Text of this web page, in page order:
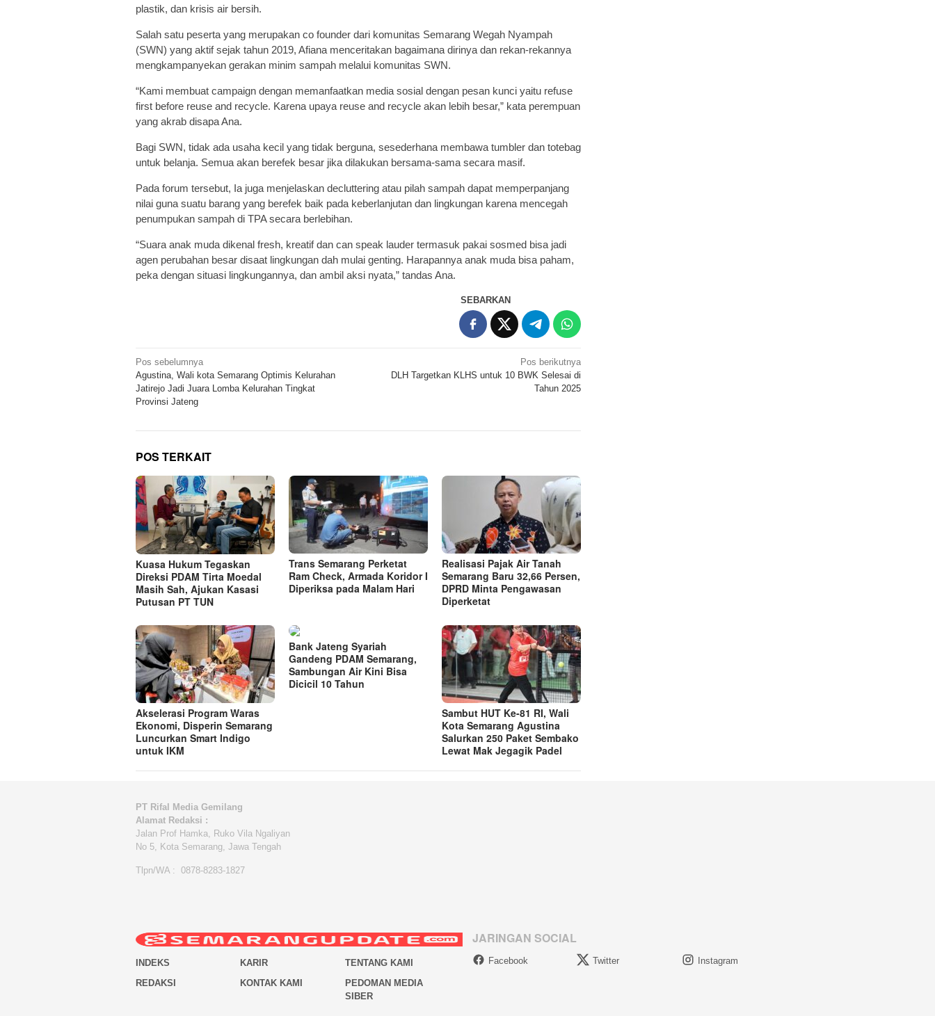
plastik, dan krisis air bersih.
Salah satu peserta yang merupakan co founder dari komunitas Semarang Wegah Nyampah
(SWN) yang aktif sejak tahun 2019, Afiana menceritakan bagaimana dirinya dan rekan-rekannya
mengkampanyekan gerakan minim sampah melalui komunitas SWN.
“Kami membuat campaign dengan memanfaatkan media sosial dengan pesan kunci yaitu refuse
first before reuse and recycle. Karena upaya reuse and recycle akan lebih besar,” kata perempuan
yang akrab disapa Ana.
Bagi SWN, tidak ada usaha kecil yang tidak berguna, sesederhana membawa tumbler dan totebag
untuk belanja. Semua akan berefek besar jika dilakukan bersama-sama secara masif.
Pada forum tersebut, Ia juga menjelaskan decluttering atau pilah sampah dapat memperpanjang
nilai guna suatu barang yang berefek baik pada keberlanjutan dan lingkungan karena mencegah
penumpukan sampah di TPA secara berlebihan.
“Suara anak muda dikenal fresh, kreatif dan can speak lauder termasuk pakai sosmed bisa jadi
agen perubahan besar disaat lingkungan dah mulai genting. Harapannya anak muda bisa paham,
peka dengan situasi lingkungannya, dan ambil aksi nyata,” tandas Ana.
SEBARKAN
Navigasi
pos
Pos sebelumnya
Agustina, Wali kota Semarang Optimis Kelurahan
Jatirejo Jadi Juara Lomba Kelurahan Tingkat
Provinsi Jateng
Pos berikutnya
DLH Targetkan KLHS untuk 10 BWK Selesai di
Tahun 2025
POS TERKAIT
Kuasa Hukum Tegaskan
Direksi PDAM Tirta Moedal
Masih Sah, Ajukan Kasasi
Putusan PT TUN
Trans Semarang Perketat
Ram Check, Armada Koridor I
Diperiksa pada Malam Hari
Realisasi Pajak Air Tanah
Semarang Baru 32,66 Persen,
DPRD Minta Pengawasan
Diperketat
Akselerasi Program Waras
Ekonomi, Disperin Semarang
Luncurkan Smart Indigo
untuk IKM
Bank Jateng Syariah
Gandeng PDAM Semarang,
Sambungan Air Kini Bisa
Dicicil 10 Tahun
Sambut HUT Ke-81 RI, Wali
Kota Semarang Agustina
Salurkan 250 Paket Sembako
Lewat Mak Jegagik Padel
PT Rifal Media Gemilang
Alamat Redaksi :
Jalan Prof Hamka, Ruko Vila Ngaliyan
No 5, Kota Semarang, Jawa Tengah
Tlpn/WA : 0878-8283-1827
INDEKS KARIR
TENTANG KAMI
REDAKSI
KONTAK KAMI
PEDOMAN MEDIA
SIBER
JARINGAN SOCIAL
Facebook Twitter Instagram